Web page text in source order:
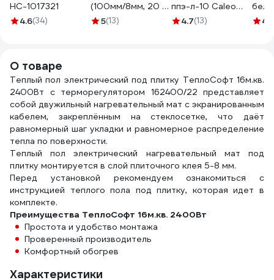
НС-1017321
4.6(34)
(100мм/8мм, 20 м)
РОСТерм DTAPE-
5(13)
ппэ-л-10 Caleo
УП-00000027
4.7(13)
4.6
О товаре
Теплый пол электрический под плитку ТеплоСофт 16м.кв.
2400Вт с терморегулятором 162400/22 представляет
собой двужильный нагревательный мат с экранированным
кабелем, закреплённым на стеклосетке, что даёт
равномерный шаг укладки и равномерное распределение
тепла по поверхности.
Теплый пол электрический нагревательный мат под
плитку монтируется в слой плиточного клея 5-8 мм.
Перед установкой рекомендуем ознакомиться с
инструкцией теплого пола под плитку, которая идет в
комплекте.
Преимущества ТеплоСофт 16м.кв. 2400Вт
Простота и удобство монтажа
Проверенный производитель
Комфортный обогрев
Характеристики